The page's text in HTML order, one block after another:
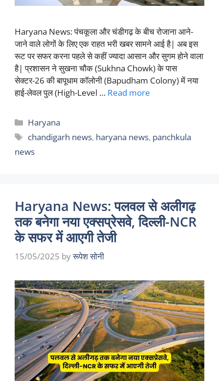
Haryana News: पंचकूला और चंडीगढ़ के बीच रोजाना आने-
जाने वाले लोगों के लिए एक राहत भरी खबर सामने आई है| अब इस
रूट पर सफर करना पहले से कहीं ज्यादा आसान और सुगम होने वाला
है| प्रशासन ने सुखना चौक (Sukhna Chowk) के पास
सेक्टर-26 की बापूधाम कॉलोनी (Bapudham Colony) में नया
हाई-लेवल पुल (High-Level … Read more
Categories
Haryana
Tags
chandigarh news, haryana news, panchkula
news
Haryana News: पलवल से अलीगढ़
तक बनेगा नया एक्सप्रेसवे, दिल्ली-NCR
के सफर में आएगी तेजी
15/05/2025 byरूपेश सोनी